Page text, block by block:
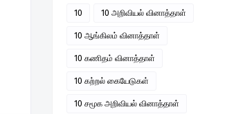
10 10 அறிவியல் வினாத்தாள்
10 ஆங்கிலம் வினாத்தாள்
10 கணிதம் வினாத்தாள்
10 கற்றல் கையேடுகள்
10 சமூக அறிவியல் வினாத்தாள்